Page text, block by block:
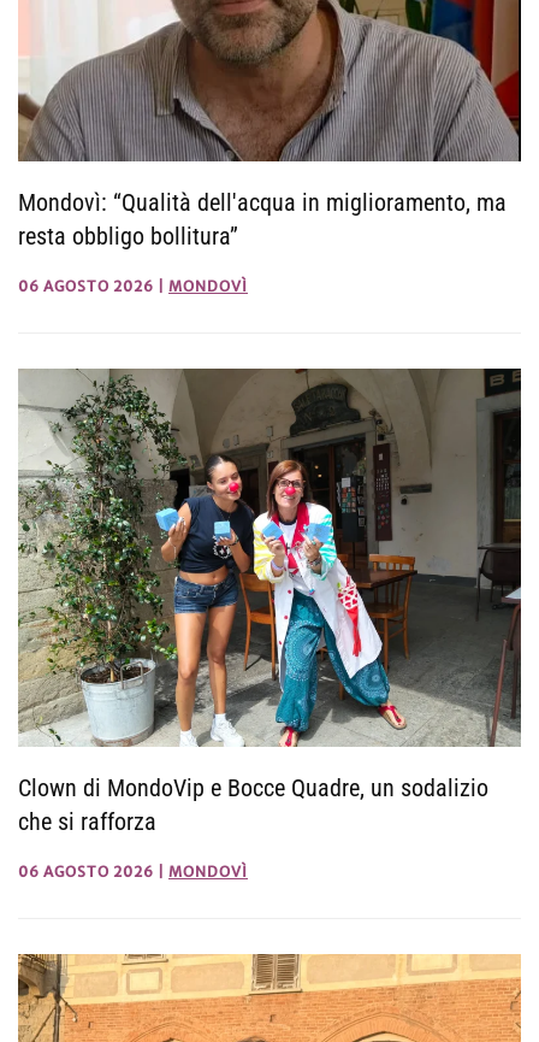
Mondovì: “Qualità dell'acqua in miglioramento, ma
resta obbligo bollitura”
06 AGOSTO 2026 MONDOVÌ
Clown di MondoVip e Bocce Quadre, un sodalizio
che si rafforza
06 AGOSTO 2026 MONDOVÌ